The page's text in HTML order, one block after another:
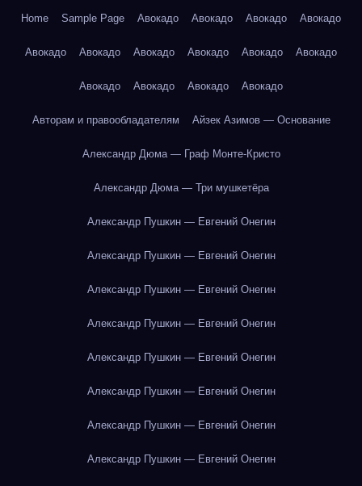
Home Sample Page Авокадо Авокадо Авокадо Авокадо
Авокадо Авокадо Авокадо Авокадо Авокадо Авокадо
Авокадо Авокадо Авокадо Авокадо
Авторам и правообладателям Айзек Азимов — Основание
Александр Дюма — Граф Монте-Кристо
Александр Дюма — Три мушкетёра
Александр Пушкин — Евгений Онегин
Александр Пушкин — Евгений Онегин
Александр Пушкин — Евгений Онегин
Александр Пушкин — Евгений Онегин
Александр Пушкин — Евгений Онегин
Александр Пушкин — Евгений Онегин
Александр Пушкин — Евгений Онегин
Александр Пушкин — Евгений Онегин